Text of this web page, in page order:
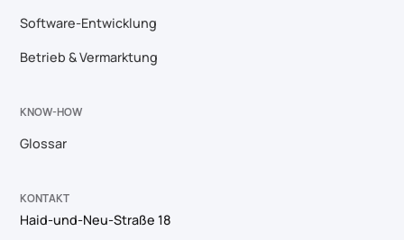
Software-Entwicklung
Betrieb & Vermarktung
KNOW-HOW
Glossar
KONTAKT
Haid-und-Neu-Straße 18